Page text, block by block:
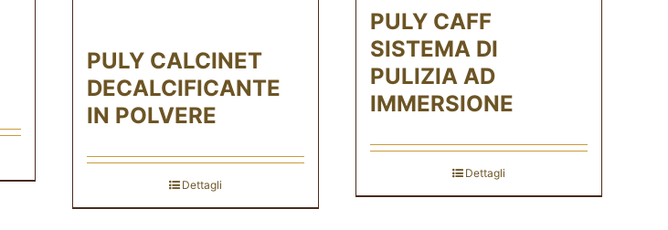
PULY CALCINET
DECALCIFICANTE
IN POLVERE
Dettagli
PULY CAFF
SISTEMA DI
PULIZIA AD
IMMERSIONE
Dettagli